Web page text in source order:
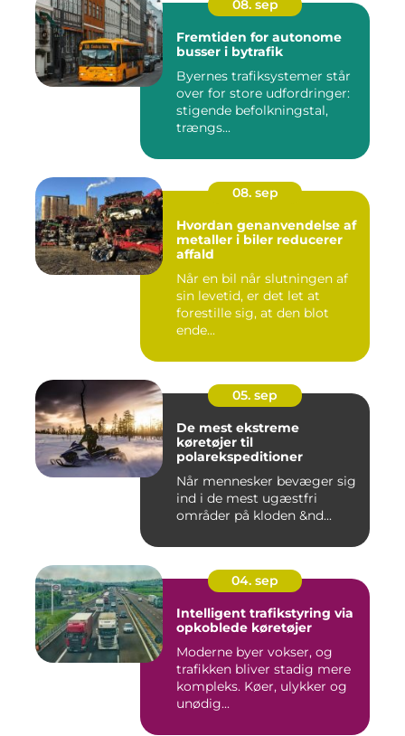
08. sep
Fremtiden for autonome
busser i bytrafik
Byernes trafiksystemer står
over for store udfordringer:
stigende befolkningstal,
trængs...
08. sep
Hvordan genanvendelse af
metaller i biler reducerer
affald
Når en bil når slutningen af
sin levetid, er det let at
forestille sig, at den blot
ende...
05. sep
De mest ekstreme
køretøjer til
polarekspeditioner
Når mennesker bevæger sig
ind i de mest ugæstfri
områder på kloden &nd...
04. sep
Intelligent trafikstyring via
opkoblede køretøjer
Moderne byer vokser, og
trafikken bliver stadig mere
kompleks. Køer, ulykker og
unødig...